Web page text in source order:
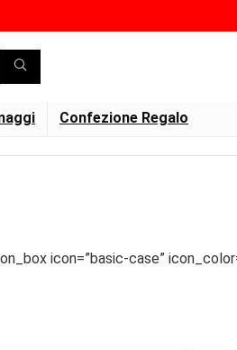
Confezione Regalo
icon=”basic-case”